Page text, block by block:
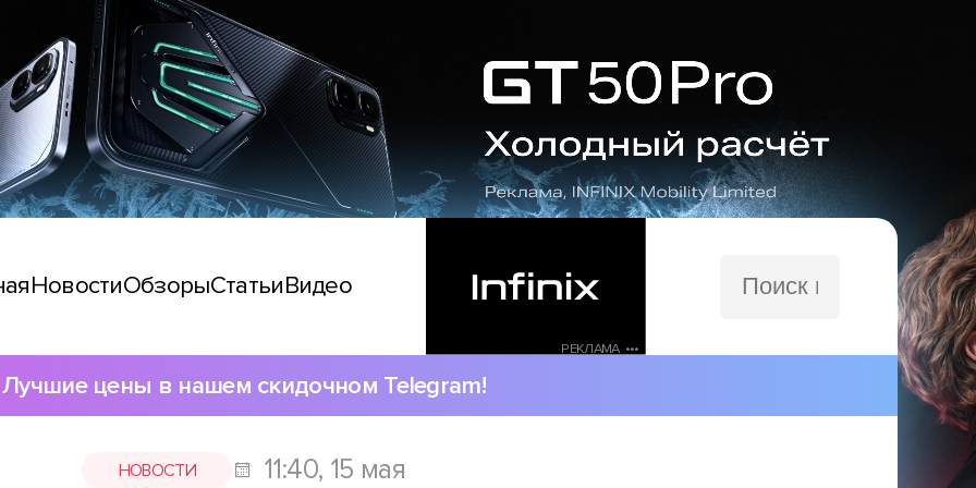
НовостиОбзорыСтатьиВидео
РЕКЛАМА •••
сайту
Лучшие цены в нашем скидочном Telegram!
НОВОСТИ 11:40, 15 мая